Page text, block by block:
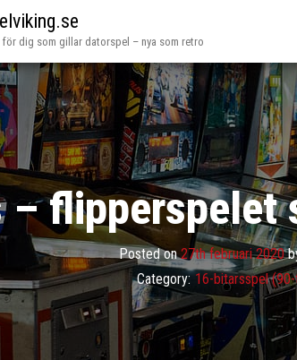
för dig som gillar datorspel – nya som retro
– flipperspelet
Posted on27th februari 2020
Category: 16-bitarsspel